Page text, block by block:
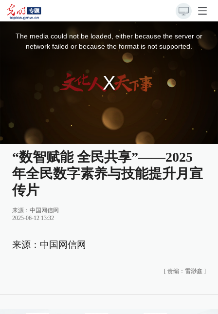
The media could not be loaded, either because the server or
network failed or because the format is not supported.
“数智赋能 全民共享”——2025
年全民数字素养与技能提升月宣
传片
来源： 中国网信网
2025-06-12 13:32
来源：中国网信网
[ 责编：雷渺鑫 ]